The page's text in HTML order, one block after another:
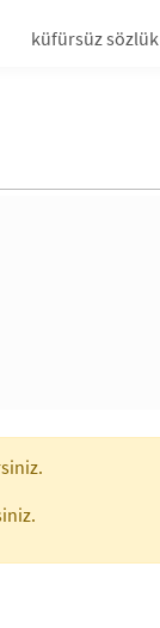
küfürsüz sözlük